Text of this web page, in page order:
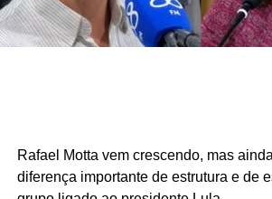
Rafael Motta vem crescendo, mas
diferença importante de estrutura e de